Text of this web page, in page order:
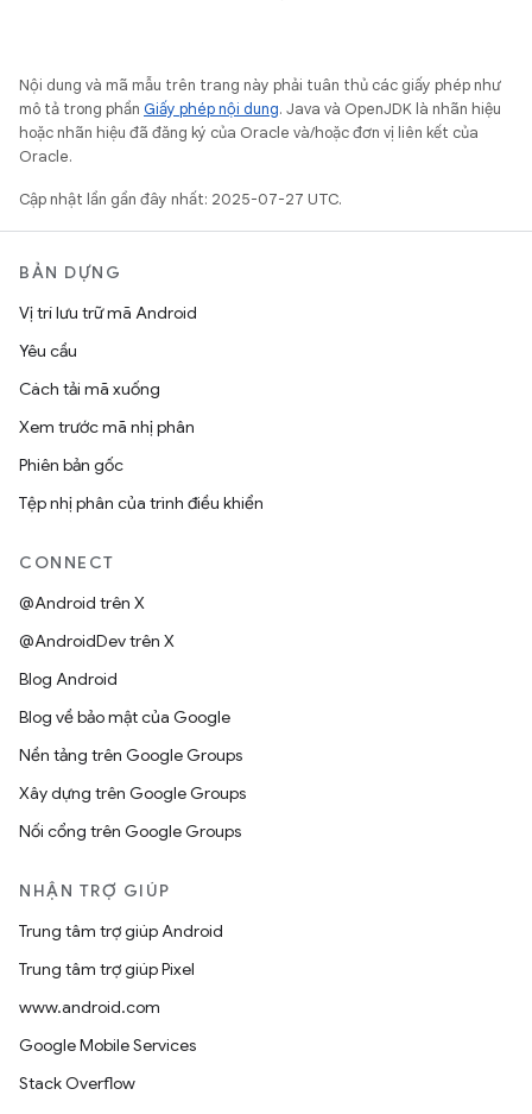
Nội dung và mã mẫu trên trang này phải tuân thủ các giấy phép như
mô tả trong phần Giấy phép nội dung. Java và OpenJDK là nhãn hiệu
hoặc nhãn hiệu đã đăng ký của Oracle và/hoặc đơn vị liên kết của
Oracle.
Cập nhật lần gần đây nhất: 2025-07-27 UTC.
BẢN DỰNG
Vị trí lưu trữ mã Android
Yêu cầu
Cách tải mã xuống
Xem trước mã nhị phân
Phiên bản gốc
Tệp nhị phân của trình điều khiển
CONNECT
@Android trên X
@AndroidDev trên X
Blog Android
Blog về bảo mật của Google
Nền tảng trên Google Groups
Xây dựng trên Google Groups
Nối cổng trên Google Groups
NHẬN TRỢ GIÚP
Trung tâm trợ giúp Android
Trung tâm trợ giúp Pixel
www.android.com
Google Mobile Services
Stack Overflow